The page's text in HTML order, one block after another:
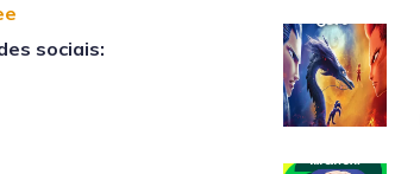
sociais: